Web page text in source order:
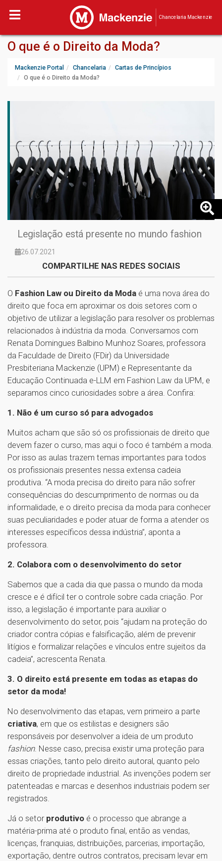
Chancelaria Mackenzie
O que é o Direito da Moda?
Mackenzie Portal Chancelaria
Cartas de Princípios
O que é o Direito da Moda?
Legislação está presente no mundo fashion
26.07.2021
COMPARTILHE NAS REDES SOCIAIS
O Fashion Law ou Direito da Moda é uma nova área do
direito que foca em aproximar os dois setores com o
objetivo de utilizar a legislação para resolver os problemas
relacionados à indústria da moda. Conversamos com
Renata Domingues Balbino Munhoz Soares, professora
da Faculdade de Direito (FDir) da Universidade
Presbiteriana Mackenzie (UPM) e Representante da
Educação Continuada e-LLM em Fashion Law da UPM, e
separamos cinco curiosidades sobre a área. Confira:
1. Não é um curso só para advogados
Muitos acham que são só os profissionais de direito que
devem fazer o curso, mas aqui o foco é também a moda.
Por isso as aulas trazem temas importantes para todos
os profissionais presentes nessa extensa cadeia
produtiva. “A moda precisa do direito para não sofrer
consequências do descumprimento de normas ou da
informalidade, e o direito precisa da moda para conhecer
suas peculiaridades e poder atuar de forma a atender os
interesses específicos dessa indústria”, aponta a
professora.
2. Colabora com o desenvolvimento do setor
Sabemos que a cada dia que passa o mundo da moda
cresce e é difícil ter o controle sobre cada criação. Por
isso, a legislação é importante para auxiliar o
desenvolvimento do setor, pois “ajudam na proteção do
criador contra cópias e falsificação, além de prevenir
litígios e formalizar relações e vínculos entre sujeitos da
cadeia”, acrescenta Renata.
3. O direito está presente em todas as etapas do
setor da moda!
No desenvolvimento das etapas, vem primeiro a parte
criativa, em que os estilistas e designers são
responsáveis por desenvolver a ideia de um produto
fashion. Nesse caso, precisa existir uma proteção para
essas criações, tanto pelo direito autoral, quanto pelo
direito de propriedade industrial. As invenções podem ser
patenteadas e marcas e desenhos industriais podem ser
registrados.
Já o setor produtivo é o processo que abrange a
matéria-prima até o produto final, então as vendas,
licenças, franquias, distribuições, parcerias, importação,
exportação, dentre outros contratos, precisam levar em